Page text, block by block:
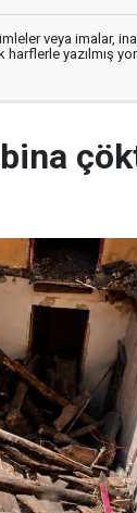
veya imalar,
yazılmış